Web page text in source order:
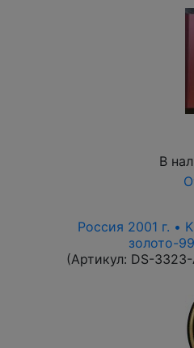
В
Россия 2001 г. •
золото-
(Артикул: DS-